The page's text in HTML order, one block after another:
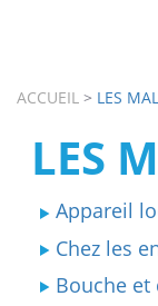
ACCUEIL > LES
LES
Appareil
Chez les
Bouche et